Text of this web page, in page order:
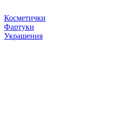
Косметички
Фартуки
Украшения